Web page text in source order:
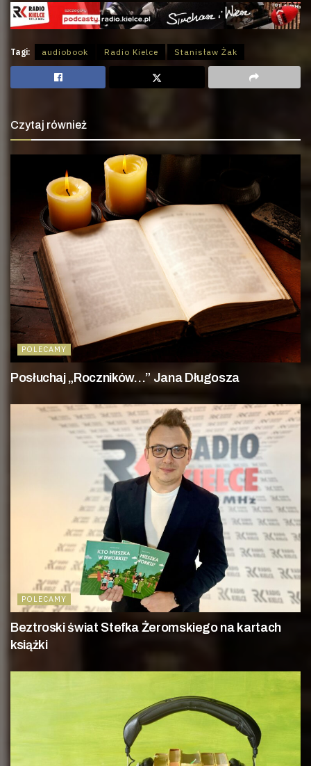
Tagi: audiobook Radio Kielce Stanisław Żak
Czytaj również
POLECAMY
Posłuchaj „Roczników…” Jana Długosza
POLECAMY
Beztroski świat Stefka Żeromskiego na kartach
książki